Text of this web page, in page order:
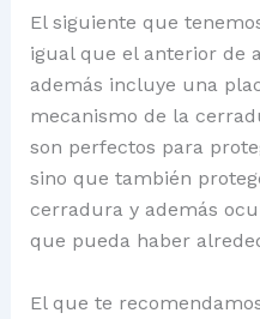
El siguiente que
igual que el anterior de
además incluye una
mecanismo de la
son perfectos para
sino que también
cerradura y además
que pueda haber
El que te